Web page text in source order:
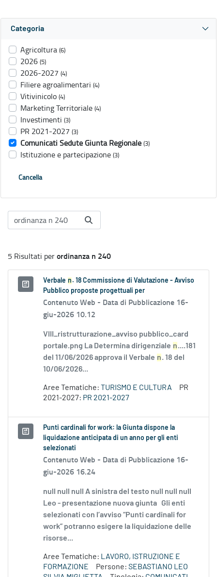
Categoria
Agricoltura (6)
2026 (5)
2026-2027 (4)
Filiere agroalimentari (4)
Vitivinicolo (4)
Marketing Territoriale (4)
Investimenti (3)
PR 2021-2027 (3)
Comunicati Sedute Giunta Regionale (3)
Istituzione e partecipazione (3)
Cancella
5 Risultati perordinanza n 240
Verbale n . 18 Commissione di Valutazione - Avviso
Pubblico proposte progettuali per
Contenuto Web - Data di Pubblicazione 16-
giu-2026 10.12
VIII_ristrutturazione_avviso pubblico_card
portale.png La Determina dirigenziale n....181
del 11/06/2026 approva il Verbale n. 18 del
10/06/2026...
Aree Tematiche: TURISMO E CULTURA
PR
2021-2027: PR 2021-2027
Punti cardinali for work: la Giunta dispone la
liquidazione anticipata di un anno per gli enti
selezionati
Contenuto Web - Data di Pubblicazione 16-
giu-2026 16.24
null null null A sinistra del testo null null null
Leo - presentazione nuova giunta Gli enti
selezionati con l’avviso “Punti cardinali for
work” potranno esigere la liquidazione delle
risorse...
Aree Tematiche: LAVORO, ISTRUZIONE E
FORMAZIONE
Persone: SEBASTIANO LEO